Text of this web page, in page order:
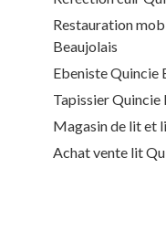
Restauration
Beaujolais
Ebeniste Quincie
Tapissier Quincie
Magasin de lit et
Achat vente lit